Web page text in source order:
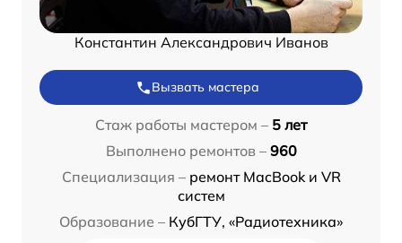
Константин Александрович Иванов
Вызвать мастера
Стаж работы мастером – 5 лет
Выполнено ремонтов – 960
Специализация – ремонт MacBook и VR
систем
Образование – КубГТУ, «Радиотехника»